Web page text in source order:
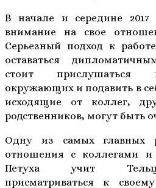
В начале и середине 2017
внимание на свое
Серьезный подход к
оставаться
стоит прислушаться
окружающих и подавить в
исходящие от коллег,
родственников, могут быть
Одну из самых главных
отношения с коллегами и
Петуха учит
присматриваться к